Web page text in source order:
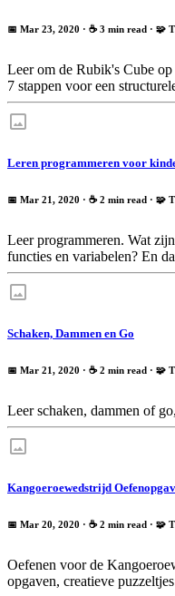
📅 Mar 23, 2020 · ☕ 3 min read · 🧩
Leer om de Rubik's Cube op
7 stappen voor een
Leren programmeren voor
📅 Mar 21, 2020 · ☕ 2 min read · 🧩
Leer programmeren. Wat
functies en variabelen? En
Schaken, Dammen en Go
📅 Mar 21, 2020 · ☕ 2 min read · 🧩
Leer schaken, dammen of
Kangoeroewedstrijd
📅 Mar 20, 2020 · ☕ 2 min read · 🧩
Oefenen voor de
opgaven, creatieve